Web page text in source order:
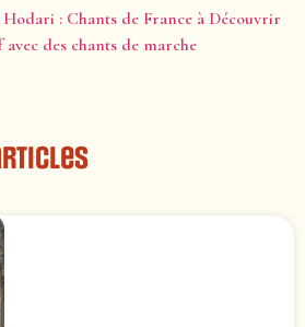
: Chants de France à Découvrir
des chants de marche